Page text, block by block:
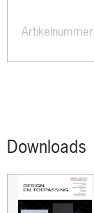
Artikelnummer
Downloads